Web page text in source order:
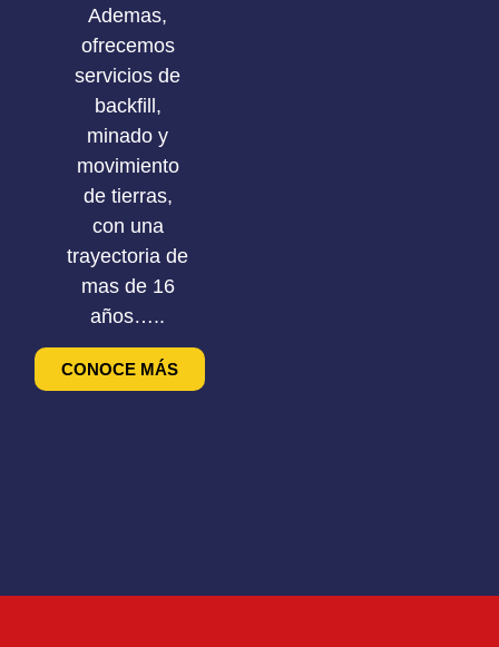
Ademas,
ofrecemos
servicios de
backfill,
minado y
movimiento
de tierras,
con una
trayectoria de
mas de 16
años…..
CONOCE MÁS